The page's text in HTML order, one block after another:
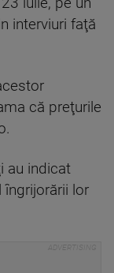
interviuri faţă
că preţurile
au indicat
lor